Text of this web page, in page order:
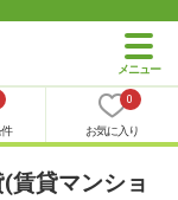
0
お気に入り
貸マンショ